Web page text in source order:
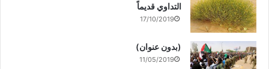
التداوي قديماً
17/10/2019
(بدون عنوان)
11/05/2019